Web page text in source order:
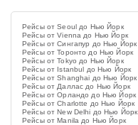
Рейсы от Seoul до Нью Йорк
Рейсы от Vienna до Нью Йорк
Рейсы от Сингапур до Нью Йорк
Рейсы от Торонто до Нью Йорк
Рейсы от Tokyo до Нью Йорк
Рейсы от Istanbul до Нью Йорк
Рейсы от Shanghai до Нью Йорк
Рейсы от Даллас до Нью Йорк
Рейсы от Орландо до Нью Йорк
Рейсы от Charlotte до Нью Йорк
Рейсы от New Delhi до Нью Йорк
Рейсы от Manila до Нью Йорк